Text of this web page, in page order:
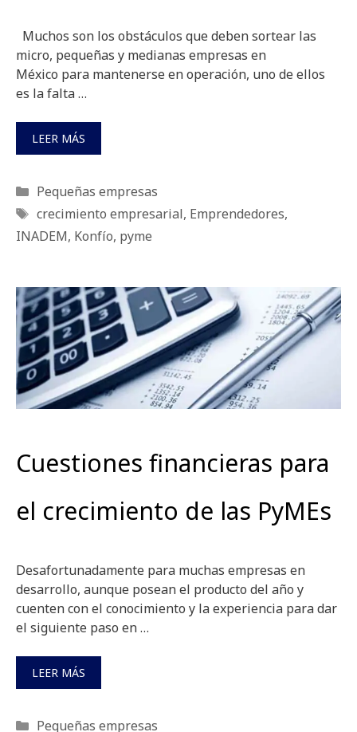
Muchos son los obstáculos que deben sortear las
micro, pequeñas y medianas empresas en
México para mantenerse en operación, uno de ellos
es la falta …
LEER MÁS
Categorías
Pequeñas empresas
Etiquetas
crecimiento empresarial, Emprendedores,
INADEM, Konfío, pyme
Cuestiones financieras para
el crecimiento de las PyMEs
Desafortunadamente para muchas empresas en
desarrollo, aunque posean el producto del año y
cuenten con el conocimiento y la experiencia para dar
el siguiente paso en …
LEER MÁS
Categorías
Pequeñas empresas